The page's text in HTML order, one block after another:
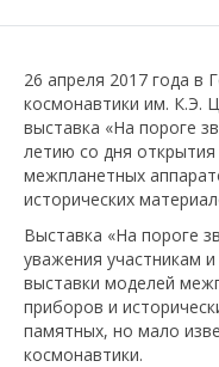
26 апреля 2017 года в
космонавтики им. К.Э.
выставка «На пороге
летию со дня
межпланетных
исторических
Выставка «На пороге
уважения участникам
выставки моделей
приборов и
памятных, но мало
космонавтики.